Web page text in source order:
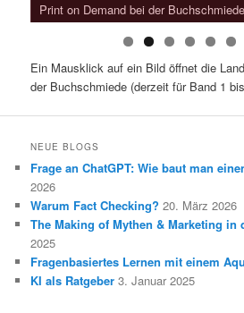
Print on Demand bei der Buchschmiede
Ein Mausklick auf ein Bild öffnet die
der Buchschmiede (derzeit für Band 1
NEUE BLOGS
Frage an ChatGPT: Wie baut man
2026
Warum Fact Checking? 20. März 2026
The Making of Mythen & Marketing in
2025
Fragenbasiertes Lernen mit einem
KI als Ratgeber 3. Januar 2025